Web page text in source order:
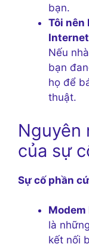
bạn.
Tôi nên
Nếu
bạn
họ để
thuật.
Nguyên
của sự
Sự cố phần
là
kết nối